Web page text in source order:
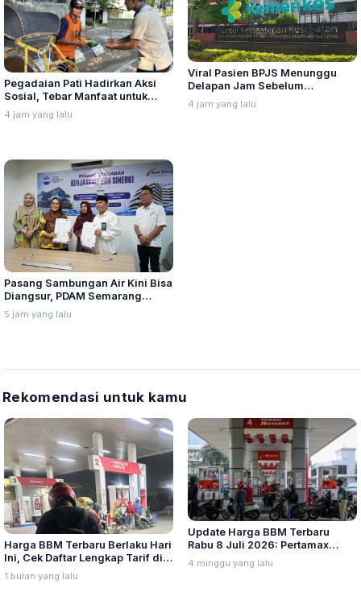
Pegadaian Pati Hadirkan Aksi
Sosial, Tebar Manfaat untuk
Masyarakat
4 jam yang lalu
Viral Pasien BPJS Menunggu
Delapan Jam Sebelum
Meninggal, Ini Penjelasan
Kemenkes
4 jam yang lalu
Pasang Sambungan Air Kini Bisa
Diangsur, PDAM Semarang
Gadeng Bank Jateng Syariah
5 jam yang lalu
Rekomendasi untuk kamu
Harga BBM Terbaru Berlaku Hari
Ini, Cek Daftar Lengkap Tarif di
Seluruh Indonesia
1 bulan yang lalu
Update Harga BBM Terbaru
Rabu 8 Juli 2026: Pertamax
Turbo, Dexlite, dan Pertamina
Dex Turun
4 minggu yang lalu